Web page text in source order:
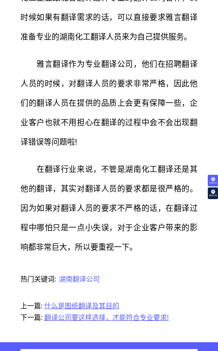
免费试译
翻译价格
时候如果有翻译需求的话，可以直接要求雅言翻译
准备专业的湖南化工翻译人员来为自己提供服务。
雅言翻译作为专业翻译公司，他们在招聘翻译
人员的时候，对翻译人员的要求非常严格，因此他
们的翻译人员在提供的品质上会更有保障一些，企
业客户也就不用担心在翻译的过程中会不会出现翻
译错误等问题啦!
在翻译行业来说，不管是湖南化工翻译还是其
他的翻译，其实对翻译人员的要求都是很严格的。
因为如果对翻译人员的要求不严格的话，在翻译过
程中哪怕只是一点小失误，对于企业客户带来的影
响都非常巨大，所以要重视一下。
热门关键词: 湖南翻译公司
上一篇: 什么是图纸翻译及其目的
下一篇: 翻译公司要这样选择，才能符合专业要求!